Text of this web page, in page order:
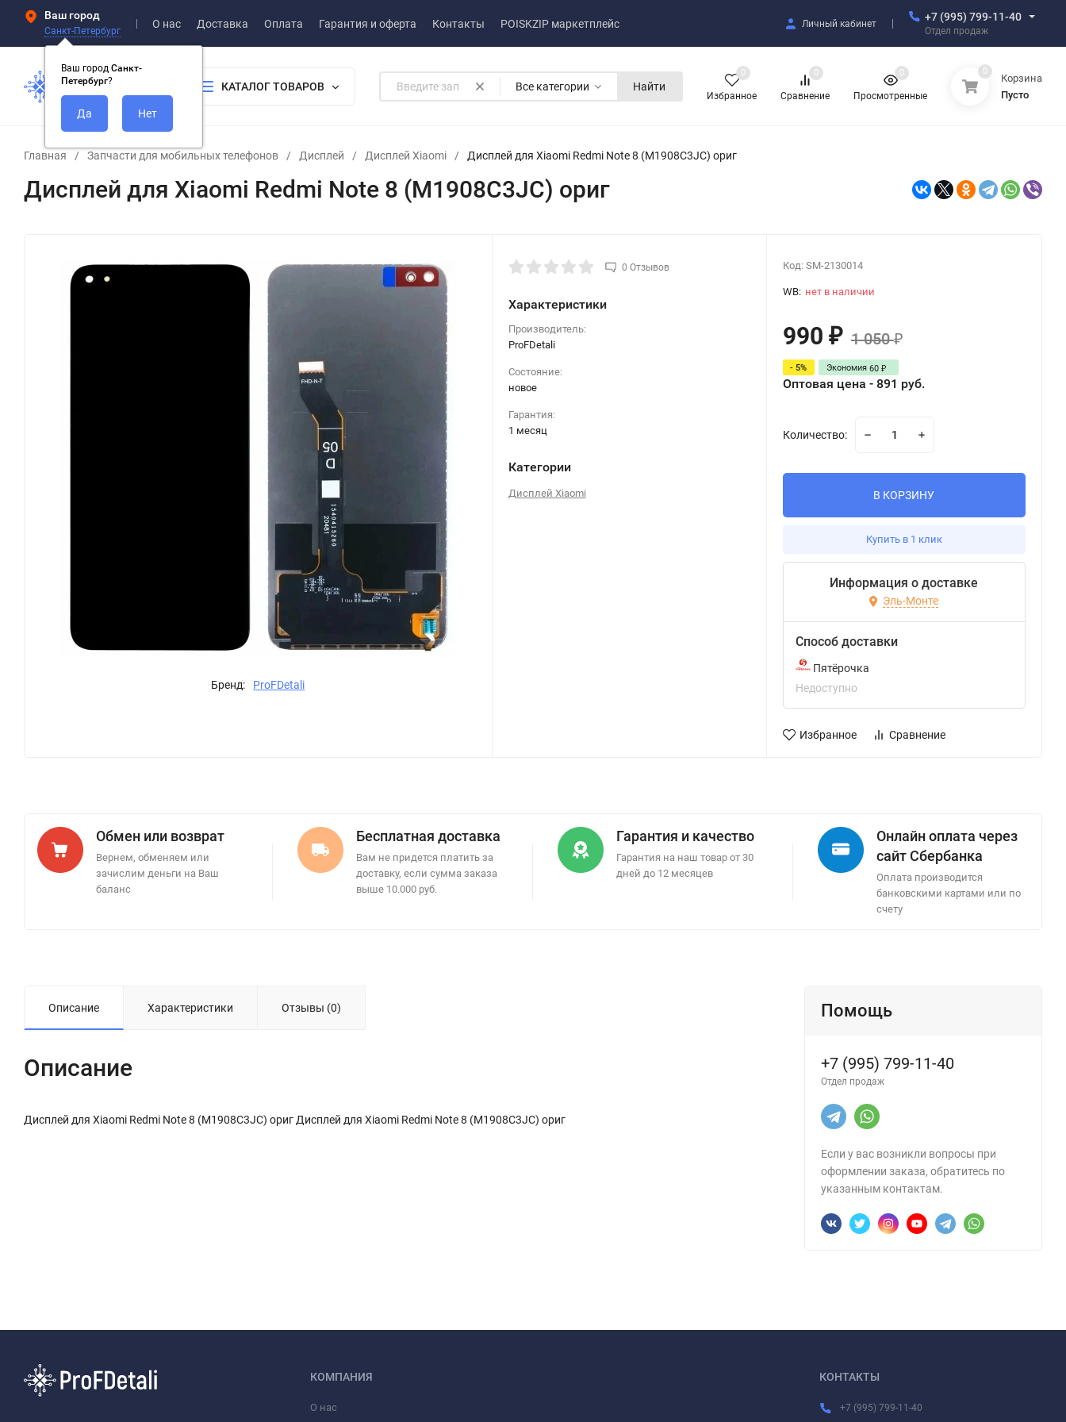
Ваш город
Санкт-Петербург
Ваш город Санкт-
Петербург?
О нас Доставка Оплата Гарантия и оферта Контакты POISKZIP маркетплейс Личный кабинет
+7 (995) 799-11-40
Отдел продаж
КАТАЛОГ ТОВАРОВ Все категории Найти
Избранное
0
Сравнение
0
Просмотренные
0 0
Корзина
Пусто
Главная / Запчасти для мобильных телефонов / Дисплей / Дисплей Xiaomi / Дисплей для Xiaomi Redmi Note 8 (M1908C3JC) ориг
Дисплей для Xiaomi Redmi Note 8 (M1908C3JC) ориг
Бренд: ProFDetali
0 Отзывов
Характеристики
Производитель:
ProFDetali
Состояние:
новое
Гарантия:
1 месяц
Категории
Дисплей Xiaomi
Код: SM-2130014
WB: нет в наличии
990 ₽ 1 050₽
- 5% Экономия 60 ₽
Оптовая цена - 891 руб.
Количество:
В КОРЗИНУ
Купить в 1 клик
Информация о доставке
Эль-Монте
Способ доставки
Пятёрочка
Недоступно
Избранное Сравнение
Обмен или возврат
Вернем, обменяем или
зачислим деньги на Ваш
баланс
Бесплатная доставка
Вам не придется платить за
доставку, если сумма заказа
выше 10.000 руб.
Гарантия и качество
Гарантия на наш товар от 30
дней до 12 месяцев
Онлайн оплата через
сайт Сбербанка
Оплата производится
банковскими картами или по
счету
Описание Характеристики Отзывы (0)
Описание
Дисплей для Xiaomi Redmi Note 8 (M1908C3JC) ориг Дисплей для Xiaomi Redmi Note 8 (M1908C3JC) ориг
Помощь
+7 (995) 799-11-40
Отдел продаж
Если у вас возникли вопросы при
оформлении заказа, обратитесь по
указанным контактам.
КОМПАНИЯ
О нас
КОНТАКТЫ
+7 (995) 799-11-40